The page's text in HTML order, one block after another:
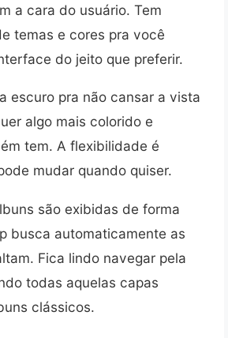
a cara do usuário. Tem
temas e cores pra você
do jeito que preferir.
escuro pra não cansar a vista
algo mais colorido e
tem. A flexibilidade é
mudar quando quiser.
são exibidas de forma
busca automaticamente as
Fica lindo navegar pela
todas aquelas capas
clássicos.